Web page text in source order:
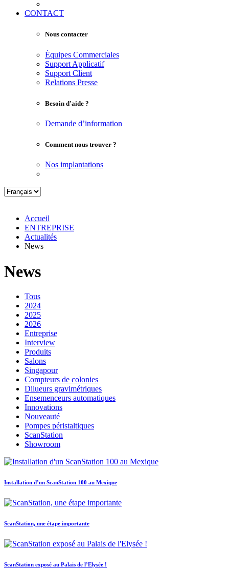
CONTACT
Nous contacter
Équipes Commerciales
Support Applicatif
Support Client
Relations Presse
Besoin d'aide ?
Demande d’information
Comment nous trouver ?
Nos implantations
Accueil
ENTREPRISE
Actualités
News
News
Tous
2024
2025
2026
Entreprise
Interview
Produits
Salons
Singapour
Compteurs de colonies
Dilueurs gravimétriques
Ensemenceurs automatiques
Innovations
Nouveauté
Pompes péristaltiques
ScanStation
Showroom
Installation d’un ScanStation 100 au Mexique
ScanStation, une étape importante
ScanStation exposé au Palais de l’Elysée !